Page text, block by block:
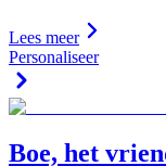
Lees meer
Personaliseer
Boe, het